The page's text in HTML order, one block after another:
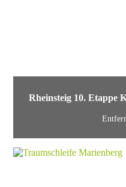
Rheinsteig 10. Etappe